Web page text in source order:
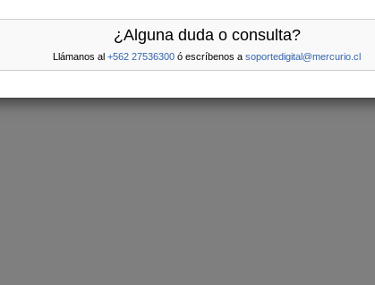
¿Alguna duda o consulta?
Llámanos al +562 27536300 ó escríbenos a soportedigital@mercurio.cl